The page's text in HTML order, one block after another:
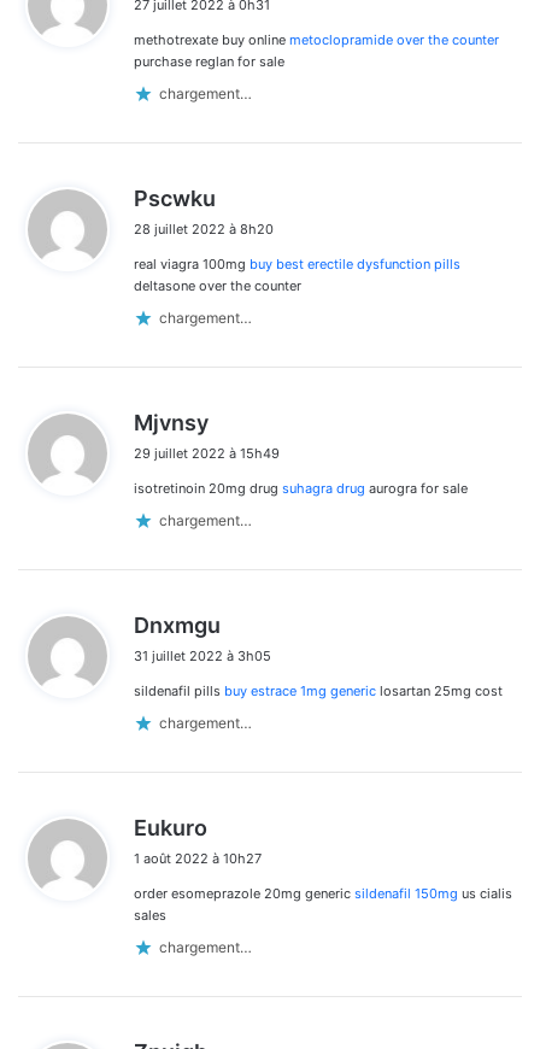
t
:
27 juillet 2022 à 0h31
methotrexate buy online metoclopramide over the counter
purchase reglan for sale
chargement…
Pscwku
t
:
28 juillet 2022 à 8h20
real viagra 100mg buy best erectile dysfunction pills
deltasone over the counter
chargement…
Mjvnsy
t
29 juillet 2022 à 15h49
isotretinoin 20mg drug suhagra drug aurogra for sale
chargement…
Dnxmgu
t
31 juillet 2022 à 3h05
sildenafil pills buy estrace 1mg generic losartan 25mg cost
chargement…
Eukuro
1 août 2022 à 10h27
order esomeprazole 20mg generic sildenafil 150mg us cialis
sales
chargement…